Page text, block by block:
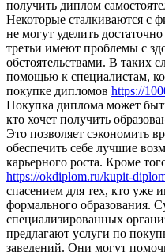
получить диплом
Некоторые сталкиваются с
не могут уделить
третьи имеют проблемы с
обстоятельствами. В таких
помощью к специалистам,
покупке дипломов https://
Покупка диплома может
кто хочет получить
Это позволяет сэкономить
обеспечить себе лучшие
карьерного роста. Кроме
https://okdiplom.ru/kupit-
спасением для тех, кто уже
формального образования.
специализированных
предлагают услуги по
заведений. Они могут